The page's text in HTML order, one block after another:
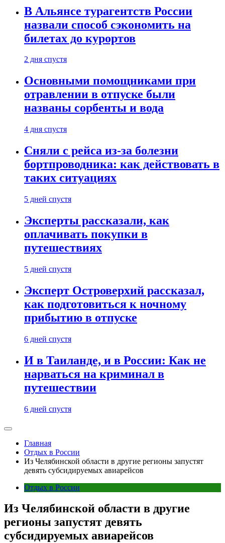
В Альянсе турагентств России
назвали способ сэкономить на
билетах до курортов
2 дня спустя
Основными помощниками при
отравлении в отпуске были
названы сорбенты и вода
4 дня спустя
Сняли с рейса из-за болезни
бортпроводника: как действовать в
таких ситуациях
5 дней спустя
Эксперты рассказали, как
оплачивать покупки в
путешествиях
5 дней спустя
Эксперт Островерхий рассказал,
как подготовиться к ночному
прибытию в отпуске
6 дней спустя
И в Таиланде, и в России: Как не
нарваться на криминал в
путешествии
6 дней спустя
Главная
Отдых в России
Из Челябинской области в другие регионы запустят
девять субсидируемых авиарейсов
Отдых в России
Из Челябинской области в другие
регионы запустят девять
субсидируемых авиарейсов